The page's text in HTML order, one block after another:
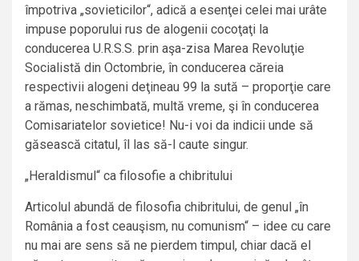
împotriva „sovieticilor“, adică a esenţei celei mai urâte
impuse poporului rus de alogenii cocoţaţi la
conducerea U.R.S.S. prin aşa-zisa Marea Revoluţie
Socialistă din Octombrie, în conducerea căreia
respectivii alogeni deţineau 99 la sută – proporţie care
a rămas, neschimbată, multă vreme, şi în conducerea
Comisariatelor sovietice! Nu-i voi da indicii unde să
găsească citatul, îl las să-l caute singur.
„Heraldismul“ ca filosofie a chibritului
Articolul abundă de filosofia chibritului, de genul „în
România a fost ceauşism, nu comunism“ – idee cu care
nu mai are sens să ne pierdem timpul, chiar dacă el